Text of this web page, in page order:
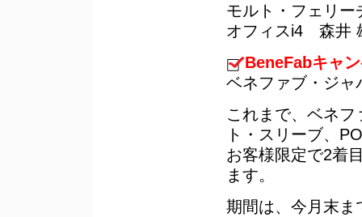
モルト・フェリー
オフィスi4 森井
BeneFabキャ
ベネファブ・ジャ
これまで、ベネ
ト・スリーブ、
お客様限定で2着
ます。
期間は、今月末ま